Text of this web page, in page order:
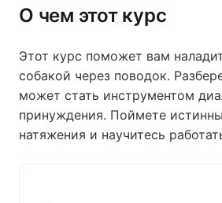
О чем этот курс
Этот курс поможет вам
собакой через поводок.
может стать инструментом
принуждения. Поймете
натяжения и научитесь